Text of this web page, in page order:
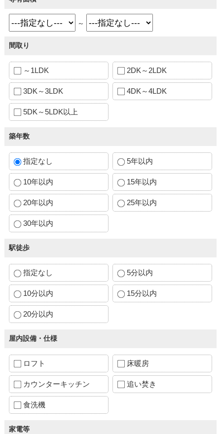
～
間取り
～1LDK 2DK～2LDK
3DK～3LDK 4DK～4LDK
5DK～5LDK以上
築年数
指定なし 5年以内
10年以内 15年以内
20年以内 25年以内
30年以内
駅徒歩
指定なし 5分以内
10分以内 15分以内
20分以内
屋内設備・仕様
ロフト 床暖房
カウンターキッチン 追い焚き
食洗機
家電等